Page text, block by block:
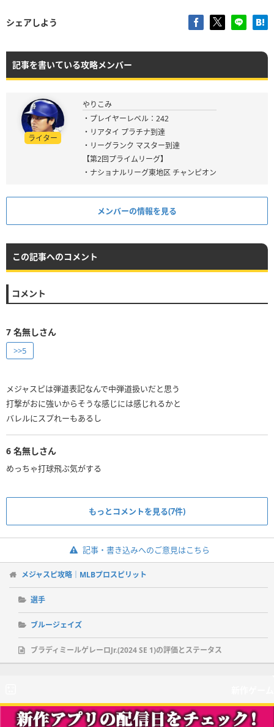
シェアしよう
記事を書いている攻略メンバー
ライター
やりこみ
・プレイヤーレベル：242
・リアタイ プラチナ到達
・リーグランク マスター到達
【第2回プライムリーグ】
・ナショナルリーグ東地区 チャンピオン
メンバーの情報を見る
この記事へのコメント
コメント
7 名無しさん
>>5
メジャスピは弾道表記なんで中弾道扱いだと思う
打撃がおに強いからそうな感じには感じれるかと
バレルにスプれーもあるし
6 名無しさん
めっちゃ打球飛ぶ気がする
もっとコメントを見る(7件)
記事・書き込みへのご意見はこちら
メジャスピ攻略｜MLBプロスピリット
選手
ブルージェイズ
ブラディミールゲレーロJr.(2024 SE 1)の評価とステータス